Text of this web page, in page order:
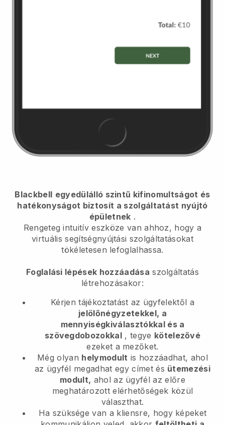
Blackbell egyedülálló szintű kifinomultságot és
hatékonyságot biztosít a szolgáltatást nyújtó
épületnek .
Rengeteg intuitív eszköze van ahhoz, hogy a
virtuális segítségnyújtási szolgáltatásokat
tökéletesen lefoglalhassa.
Foglalási lépések hozzáadása szolgáltatás
létrehozásakor:
Kérjen tájékoztatást az ügyfelektől a
jelölőnégyzetekkel, a
mennyiségkiválasztókkal és a
szövegdobozokkal , tegye kötelezővé
ezeket a mezőket.
Még olyan helymodult is hozzáadhat, ahol
az ügyfél megadhat egy címet és ütemezési
modult, ahol az ügyfél az előre
meghatározott elérhetőségek közül
választhat.
Ha szüksége van a kliensre, hogy képeket